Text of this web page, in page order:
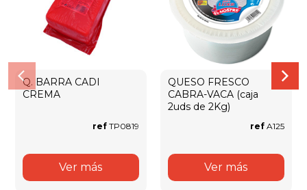
Q. BARRA CADI
CREMA
refTP0819
Ver más
QUESO FRESCO
CABRA-VACA (caja
2uds de 2Kg)
refA125
Ver más